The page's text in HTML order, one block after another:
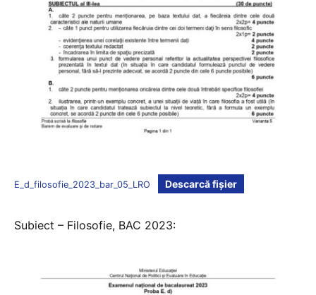
E_d_filosofie_2023_bar_05_LRO Descarcă fișier
Subiect – Filosofie, BAC 2023: